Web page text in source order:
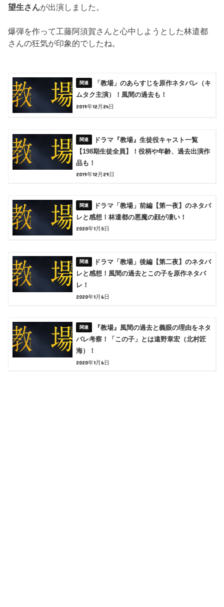
望生さんが出演しました。
爆弾を作って工藤阿須賀さんと心中しようとした林遣都
さんの狂気が印象的でしたね。
「教場」のあらすじを原作ネタバレ（キ
ムタク主演）！風間の過去も！
2019年12月24日
ドラマ『教場』生徒役キャスト一覧
【198期生徒全員】！役柄や年齢、過去出演作
品も！
2019年12月29日
ドラマ「教場」前編【第一夜】のネタバ
レと感想！林遣都の悪魔の顔が凄い！
2020年1月5日
ドラマ「教場」後編【第二夜】のネタバ
レと感想！風間の過去とこの子を原作ネタバ
レ！
2020年1月6日
『教場』風間の過去と義眼の理由をネタ
バレ考察！「この子」とは遠野章宏（北村匠
海）！
2020年1月6日